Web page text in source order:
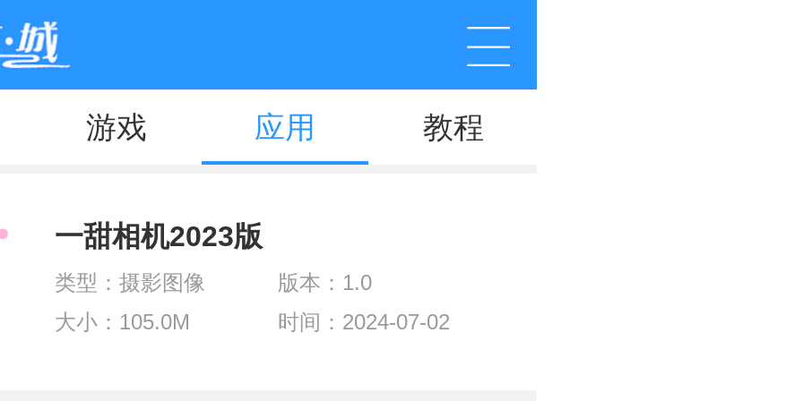
游戏 应用 教程
一甜相机2023版
类型：摄影图像
版本：1.0
大小：105.0M
时间：2024-07-02